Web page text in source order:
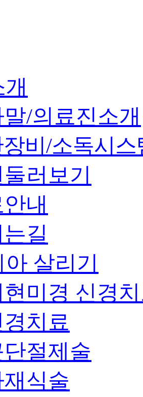
말/의료진소개
비/소독시스
러보기
내
길
살리기
현미경 신경
치료
절제술
식술